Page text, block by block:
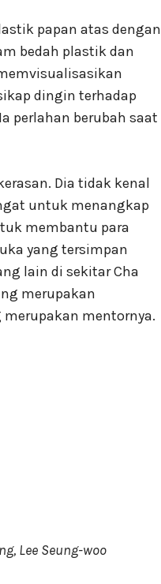
papan atas dengan
bedah plastik dan
dingin terhadap
perlahan berubah saat
Dia tidak kenal
untuk menangkap
membantu para
yang tersimpan
lain di sekitar Cha
merupakan
merupakan mentornya.
Lee Seung-woo